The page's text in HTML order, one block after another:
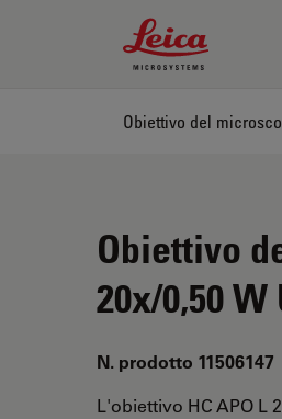
Leica
Obiettivo del
Obiettivo
20x/0,50 W
N. prodotto 11506147
L'obiettivo HC APO L